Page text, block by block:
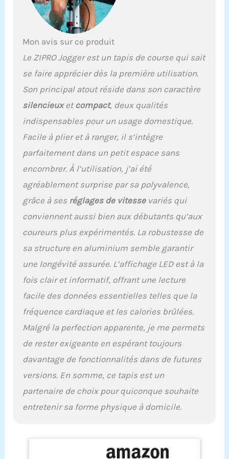
d'entraînement
automatiques et des
km/h. Que vous préfériez
tranquille ou une course
intense, ce tapis de
course s'adapte à vos
besoins, vous aidant à
atteindre vos objectifs de
fitness plus rapidement.
Le moteur de 1,5 CV
assure un
silencieux, idéal pour une
utilisation à domicile.
SUIVI COMPLÈTES -
Suivez vos progrès avec
vitesse, le temps, la
distance, les calories
graisseuse. Les capteurs
de fréquence cardiaque
garantissent que vous
vous entraînez à une
intensité optimale pour
des séances efficaces.
Surveillez votre fréquence
cardiaque et ajustez
votre entraînement pour
maintenir l'équilibre
parfait entre effort et
récupération. PRATIQUE
ET DIVERTISSANT -
Rendez votre
entraînement plus
Regardez vos émissions
préférées ou écoutez de
Mon avis sur ce produit
Le ZIPRO Jogger est un tapis de course qui sait
se faire apprécier dès la première utilisation.
Son principal atout réside dans son caractère
silencieuxetcompact, deux qualités
indispensables pour un usage domestique.
Facile à plier et à ranger, il s’intègre
parfaitement dans un petit espace sans
encombrer. À l’utilisation, j’ai été
agréablement surprise par sa polyvalence,
grâce à ses réglages de vitessevariés qui
conviennent aussi bien aux débutants qu’aux
coureurs plus expérimentés. La robustesse de
sa structure en aluminium semble garantir
une longévité assurée. L’affichage LED est à la
fois clair et informatif, offrant une lecture
facile des données essentielles telles que la
fréquence cardiaque et les calories brûlées.
Malgré la perfection apparente, je me permets
de rester exigeante en espérant toujours
davantage de fonctionnalités dans de futures
versions. En somme, ce tapis est un
partenaire de choix pour quiconque souhaite
entretenir sa forme physique à domicile.